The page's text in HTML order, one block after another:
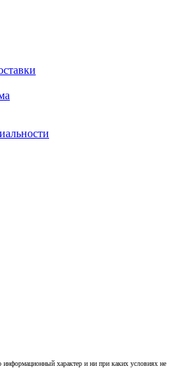
информационный характер и ни при каких условиях не